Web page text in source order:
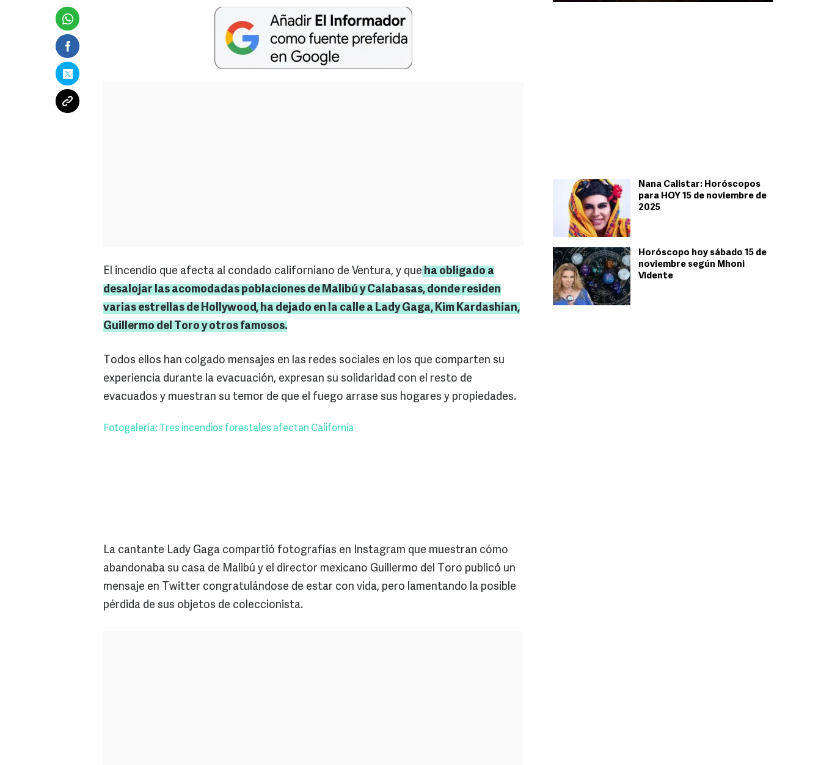
Nana Calistar: Horóscopos
para HOY 15 de noviembre de
2025
Horóscopo hoy sábado 15 de
noviembre según Mhoni
Vidente
El incendio que afecta al condado californiano de Ventura, y que ha obligado a
desalojar las acomodadas poblaciones de Malibú yCalabasas, donde residen
varias estrellas de Hollywood, ha dejado en la calle a Lady Gaga, Kim Kardashian,
Guillermo del Toro y otros famosos.
Todos ellos han colgado mensajes en las redes sociales en los que comparten su
experiencia durante la evacuación, expresan su solidaridad con el resto de
evacuados y muestran su temor de que el fuego arrase sus hogares y propiedades.
Fotogalería: Tres incendios forestales afectan California
La cantante Lady Gaga compartió fotografías en Instagram que muestran cómo
abandonaba su casa de Malibú y el director mexicano Guillermo del Toro publicó un
mensaje en Twitter congratulándose de estar con vida, pero lamentando la posible
pérdida de sus objetos de coleccionista.